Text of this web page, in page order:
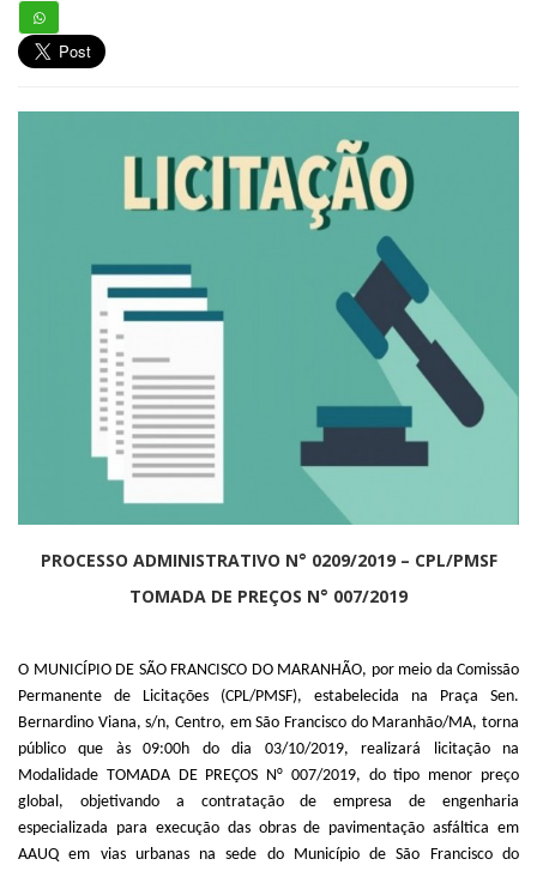
PROCESSO ADMINISTRATIVO N° 0209/2019 – CPL/PMSF
TOMADA DE PREÇOS N° 007/2019
O MUNICÍPIO DE SÃO FRANCISCO DO MARANHÃO, por meio da Comissão
Permanente de Licitações (CPL/PMSF), estabelecida na Praça Sen.
Bernardino Viana, s/n, Centro, em São Francisco do Maranhão/MA, torna
público que às 09:00h do dia 03/10/2019, realizará licitação na
Modalidade TOMADA DE PREÇOS N° 007/2019, do tipo menor preço
global, objetivando a contratação de empresa de engenharia
especializada para execução das obras de pavimentação asfáltica em
AAUQ em vias urbanas na sede do Município de São Francisco do